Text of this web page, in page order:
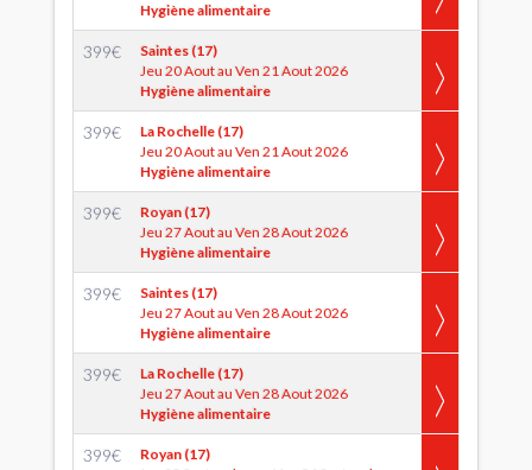
Hygiène alimentaire
399€
Saintes (17)
Jeu 20 Aout au Ven 21 Aout 2026
Hygiène alimentaire
399€
La Rochelle (17)
Jeu 20 Aout au Ven 21 Aout 2026
Hygiène alimentaire
399€
Royan (17)
Jeu 27 Aout au Ven 28 Aout 2026
Hygiène alimentaire
399€
Saintes (17)
Jeu 27 Aout au Ven 28 Aout 2026
Hygiène alimentaire
399€
La Rochelle (17)
Jeu 27 Aout au Ven 28 Aout 2026
Hygiène alimentaire
399€
Royan (17)